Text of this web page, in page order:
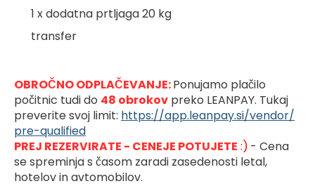
1 x dodatna prtljaga 20 kg
transfer
OBROČNO ODPLAČEVANJE: Ponujamo plačilo
počitnic tudi do 48 obrokov preko LEANPAY. Tukaj
preverite svoj limit: https://app.leanpay.si/vendor/
pre-qualified
PREJ REZERVIRATE - CENEJE POTUJETE :) - Cena
se spreminja s časom zaradi zasedenosti letal,
hotelov in avtomobilov.